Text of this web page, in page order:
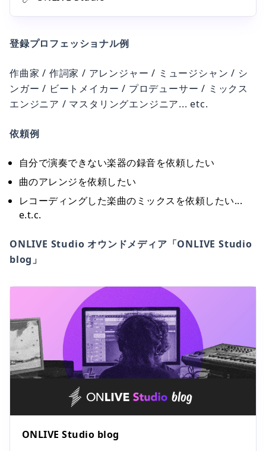
いる様々な音楽のプロフェッショナルが登録されていま
す。依頼者は自分に合ったプロフェッショナルを検索
ンガー / ビートメイカー / プロデューサー / ミックス
エンジニア / マスタリングエンジニア... etc.
曲のアレンジを依頼したい
レコーディングした楽曲のミックスを依頼したい...
e.t.c.
blog」